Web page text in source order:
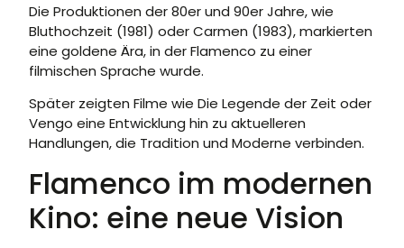
Die Produktionen der 80er und 90er Jahre, wie
Bluthochzeit (1981) oder Carmen (1983), markierten
eine goldene Ära, in der Flamenco zu einer
filmischen Sprache wurde.
Später zeigten Filme wie Die Legende der Zeit oder
Vengo eine Entwicklung hin zu aktuelleren
Handlungen, die Tradition und Moderne verbinden.
Flamenco im modernen
Kino: eine neue Vision